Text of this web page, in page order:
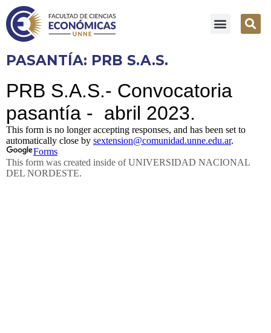
PASANTÍA: PRB S.A.S.